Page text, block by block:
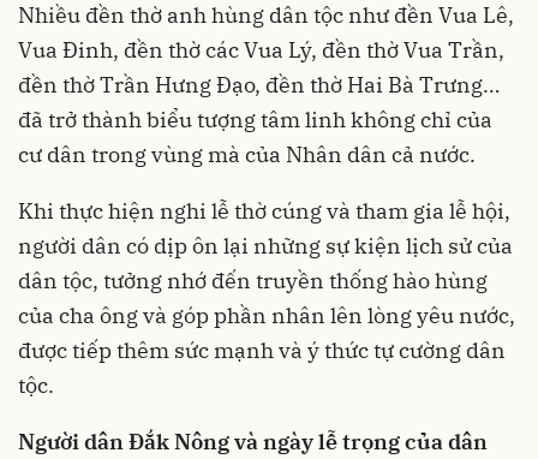
Nhiều đền thờ anh hùng dân tộc như đền Vua Lê,
Vua Đinh, đền thờ các Vua Lý, đền thờ Vua Trần,
đền thờ Trần Hưng Đạo, đền thờ Hai Bà Trưng…
đã trở thành biểu tượng tâm linh không chỉ của
cư dân trong vùng mà của Nhân dân cả nước.
Khi thực hiện nghi lễ thờ cúng và tham gia lễ hội,
người dân có dịp ôn lại những sự kiện lịch sử của
dân tộc, tưởng nhớ đến truyền thống hào hùng
của cha ông và góp phần nhân lên lòng yêu nước,
được tiếp thêm sức mạnh và ý thức tự cường dân
tộc.
Người dân Đắk Nông và ngày lễ trọng của dân